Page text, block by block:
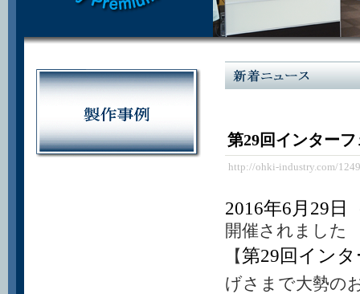
第29回インター
http://ohki-industry.com/1249
2016年6月29日
開催されました
【第29回イン
げさまで大勢の